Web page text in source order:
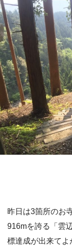
昨日は3箇所のお
916mを誇る「雲
標達成が出来てよ